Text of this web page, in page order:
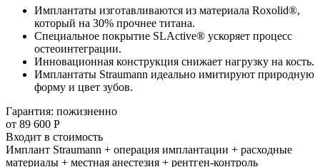
Имплантаты изготавливаются из материала Roxolid®,
который на 30% прочнее титана.
Специальное покрытие SLActive® ускоряет процесс
остеоинтеграции.
Инновационная конструкция снижает нагрузку на кость.
Имплантаты Straumann идеально имитируют природную
форму и цвет зубов.
Гарантия: пожизненно
от 89 600 Р
Входит в стоимость
Имплант Straumann + операция имплантации + расходные
материалы + местная анестезия + рентген-контроль